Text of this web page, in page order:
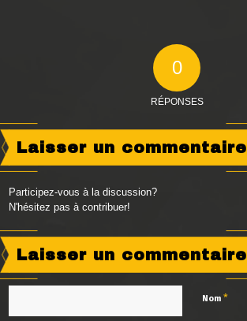
0
RÉPONSES
Laisser un commentaire
Participez-vous à la discussion?
N'hésitez pas à contribuer!
Laisser un commentaire
Nom*